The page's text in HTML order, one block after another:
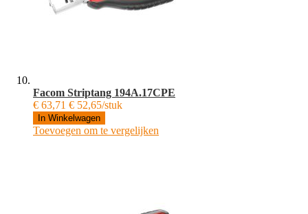
Facom Striptang 194A.17CPE
€ 63,71 € 52,65/stuk
In Winkelwagen
Toevoegen om te vergelijken